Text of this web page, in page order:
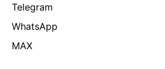
Telegram
WhatsApp
MAX